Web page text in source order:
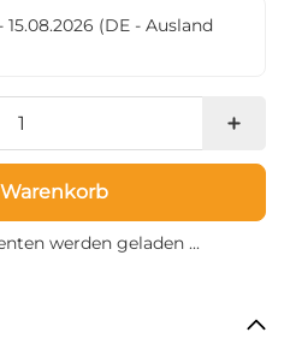
15.08.2026 (DE - Ausland
Loading...
werden geladen ...